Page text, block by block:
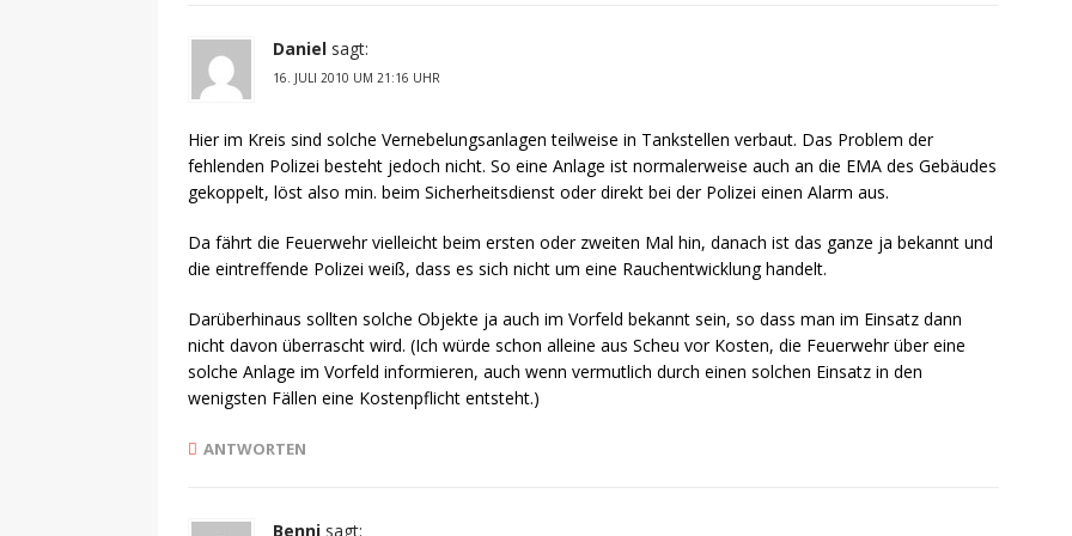
Daniel sagt:
16. JULI 2010 UM 21:16 UHR
Hier im Kreis sind solche Vernebelungsanlagen teilweise in Tankstellen verbaut. Das Problem der
fehlenden Polizei besteht jedoch nicht. So eine Anlage ist normalerweise auch an die EMA des Gebäudes
gekoppelt, löst also min. beim Sicherheitsdienst oder direkt bei der Polizei einen Alarm aus.
Da fährt die Feuerwehr vielleicht beim ersten oder zweiten Mal hin, danach ist das ganze ja bekannt und
die eintreffende Polizei weiß, dass es sich nicht um eine Rauchentwicklung handelt.
Darüberhinaus sollten solche Objekte ja auch im Vorfeld bekannt sein, so dass man im Einsatz dann
nicht davon überrascht wird. (Ich würde schon alleine aus Scheu vor Kosten, die Feuerwehr über eine
solche Anlage im Vorfeld informieren, auch wenn vermutlich durch einen solchen Einsatz in den
wenigsten Fällen eine Kostenpflicht entsteht.)
ANTWORTEN
Benni sagt: